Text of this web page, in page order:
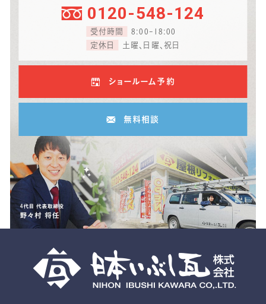
0120-548-124
受付時間
8:00-18:00
定休日
土曜、日曜、祝日
ショールーム予約
無料相談